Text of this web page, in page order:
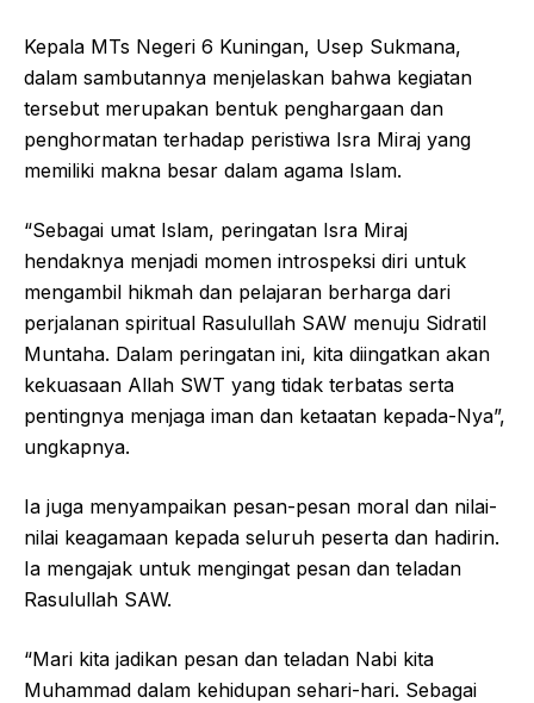
Kepala MTs Negeri 6 Kuningan, Usep Sukmana,
dalam sambutannya menjelaskan bahwa kegiatan
tersebut merupakan bentuk penghargaan dan
penghormatan terhadap peristiwa Isra Miraj yang
memiliki makna besar dalam agama Islam.
“Sebagai umat Islam, peringatan Isra Miraj
hendaknya menjadi momen introspeksi diri untuk
mengambil hikmah dan pelajaran berharga dari
perjalanan spiritual Rasulullah SAW menuju Sidratil
Muntaha. Dalam peringatan ini, kita diingatkan akan
kekuasaan Allah SWT yang tidak terbatas serta
pentingnya menjaga iman dan ketaatan kepada-Nya”,
ungkapnya.
Ia juga menyampaikan pesan-pesan moral dan nilai-
nilai keagamaan kepada seluruh peserta dan hadirin.
Ia mengajak untuk mengingat pesan dan teladan
Rasulullah SAW.
“Mari kita jadikan pesan dan teladan Nabi kita
Muhammad dalam kehidupan sehari-hari. Sebagai